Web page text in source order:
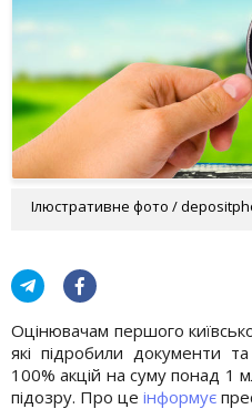
Ілюстративне фото /
Оцінювачам першого
які підробили документи
100% акцій на суму понад 1
підозру. Про це інформує